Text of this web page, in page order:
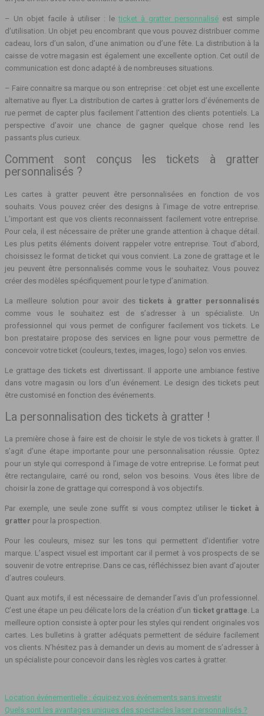
– Un objet facile à utiliser : leticket à gratter personnalisé est simple
d’utilisation. Un objet peu encombrant que vous pouvez distribuer comme
cadeau, lors d’un salon, d’une animation ou d’une fête. La distribution à la
caisse de votre magasin est également une excellente option. Cet outil de
communication est donc adapté à de nombreuses situations.
– Faire connaitre sa marque ou son entreprise : cet objet est une excellente
alternative au flyer. La distribution de cartes à gratter lors d’événements de
rue permet de capter plus facilement l’attention des clients potentiels. La
perspective d’avoir une chance de gagner quelque chose rend les
passants plus curieux.
Comment sont conçus les tickets à gratter
personnalisés ?
Les cartes à gratter peuvent être personnalisées en fonction de vos
souhaits. Vous pouvez créer des designs à l’image de votre entreprise.
L’important est que vos clients reconnaissent facilement votre entreprise.
Pour cela, il est nécessaire de prêter une grande attention à chaque détail.
Les plus petits éléments doivent rappeler votre entreprise. Tout d’abord,
choisissez le format de ticket qui vous convient. La zone de grattage et le
jeu peuvent être personnalisés comme vous le souhaitez. Vous pouvez
créer des modèles spécifiquement pour le type d’animation.
La meilleure solution pour avoir destickets à gratter personnalisés
comme vous le souhaitez est de s’adresser à un spécialiste. Un
professionnel qui vous permet de configurer facilement vos tickets. Le
bon prestataire propose des services en ligne pour vous permettre de
concevoir votre ticket (couleurs, textes, images, logo) selon vos envies.
Le grattage des tickets est divertissant. Il apporte une ambiance festive
dans votre magasin ou lors d’un événement. Le design des tickets peut
être customisé en fonction des événements.
La personnalisation des tickets à gratter !
La première chose à faire est de choisir le style de vos tickets à gratter. Il
s’agit d’une étape importante pour une personnalisation réussie. Optez
pour un style qui correspond à l’image de votre entreprise. Le format peut
être rectangulaire, carré ou rond, selon vos besoins. Vous êtes libre de
choisir la zone de grattage qui correspond à vos objectifs.
Par exemple, une seule zone suffit si vous comptez utiliser le ticket à
gratter pour la prospection.
Pour les couleurs, misez sur les tons qui permettent d’identifier votre
marque. L’aspect visuel est important car il permet à vos prospects de se
souvenir de votre entreprise. Dans ce cas, réfléchissez bien avant d’ajouter
d’autres couleurs.
Quant aux motifs, il est nécessaire de demander l’avis d’un professionnel.
C’est une étape un peu délicate lors de la création d’un ticket grattage . La
meilleure option consiste à opter pour les styles qui rendent originales vos
cartes. Les bulletins à gratter adéquats permettent de séduire facilement
vos clients. N’hésitez pas à demander un devis au moment de s’adresser à
un spécialiste pour concevoir dans les règles vos cartes à gratter.
Location événementielle : équipez vos événements sans investir
Quels sont les avantages uniques des spectacles laser personnalisés ?